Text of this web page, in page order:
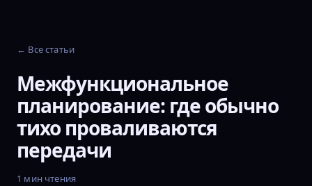
← Все статьи
Межфункциональное
планирование: где обычно
тихо проваливаются
передачи
1 мин чтения